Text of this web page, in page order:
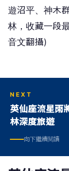
遊沼平、神木
林，收藏一段
音文翻攝)
NEXT
英仙座流星雨
林深度旅遊
向下繼續閱讀